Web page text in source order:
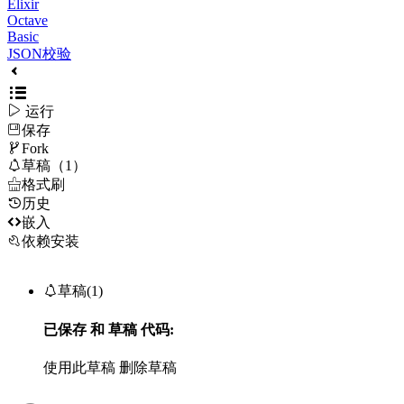
Elixir
Octave
Basic
JSON校验
 运行
保存
Fork
草稿（1）
格式刷
历史
嵌入
依赖安装
草稿(1)
已保存 和 草稿代码:
使用此草稿 删除草稿